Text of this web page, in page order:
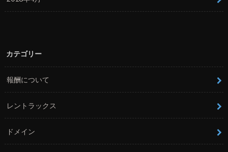
カテゴリー
報酬について
レントラックス
ドメイン